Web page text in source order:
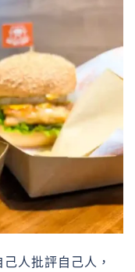
人批評自己人，